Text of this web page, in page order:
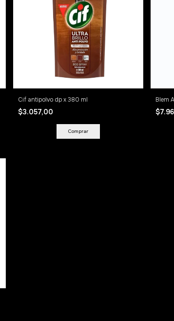
Cif antipolvo dp x 380 ml
$3.057,00
Blem